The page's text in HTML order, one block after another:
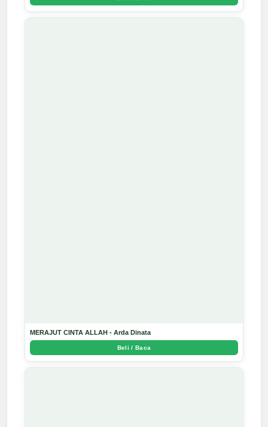
MERAJUT CINTA ALLAH - Arda Dinata
Beli / Baca